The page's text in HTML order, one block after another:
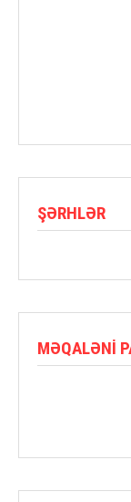
ŞƏRHLƏR
MƏQALƏNI